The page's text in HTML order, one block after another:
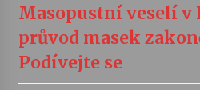
Masopustní veselí v
průvod masek
Podívejte se